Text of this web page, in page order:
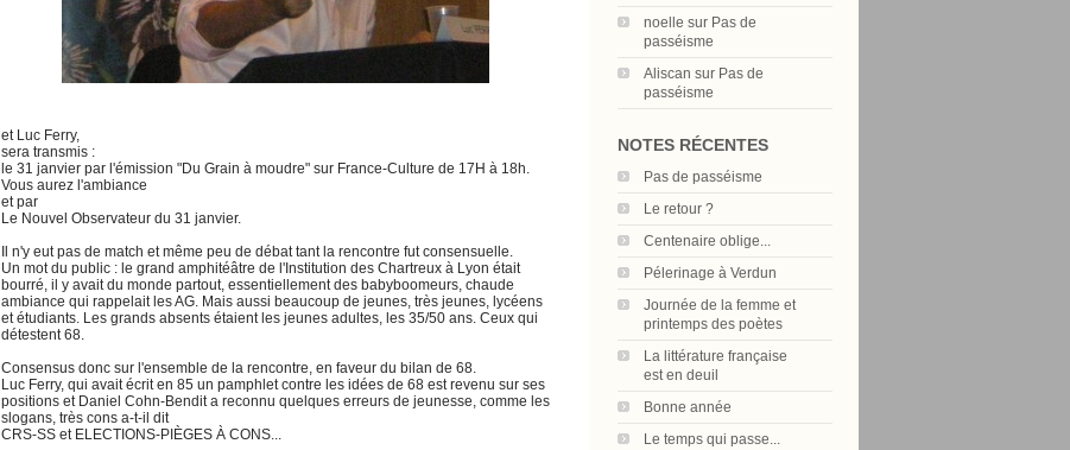
noelle sur Pas de
passéisme
Aliscan sur Pas de
passéisme
NOTES RÉCENTES
Pas de passéisme
Le retour ?
Centenaire oblige...
Pélerinage à Verdun
Journée de la femme et
printemps des poètes
La littérature française
est en deuil
Bonne année
Le temps qui passe...
et Luc Ferry,
sera transmis :
le 31 janvier par l'émission "Du Grain à moudre" sur France-Culture de 17H à 18h.
Vous aurez l'ambiance
et par
Le Nouvel Observateur du 31 janvier.
Il n'y eut pas de match et même peu de débat tant la rencontre fut consensuelle.
Un mot du public : le grand amphitéâtre de l'Institution des Chartreux à Lyon était
bourré, il y avait du monde partout, essentiellement des babyboomeurs, chaude
ambiance qui rappelait les AG. Mais aussi beaucoup de jeunes, très jeunes, lycéens
et étudiants. Les grands absents étaient les jeunes adultes, les 35/50 ans. Ceux qui
détestent 68.
Consensus donc sur l'ensemble de la rencontre, en faveur du bilan de 68.
Luc Ferry, qui avait écrit en 85 un pamphlet contre les idées de 68 est revenu sur ses
positions et Daniel Cohn-Bendit a reconnu quelques erreurs de jeunesse, comme les
slogans, très cons a-t-il dit
CRS-SS et ELECTIONS-PIÈGES À CONS...